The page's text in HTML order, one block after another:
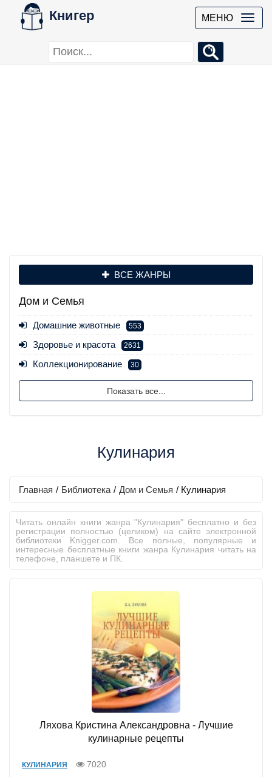
Книгер МЕНЮ
ВСЕ ЖАНРЫ
Дом и Семья
Домашние животные 553
Здоровье и красота 2631
Коллекционирование 30
Показать все...
Кулинария
Главная / Библиотека / Дом и Семья / Кулинария
Читать онлайн книги жанра "Кулинария" бесплатно и без
регистрации полностью (целиком) на сайте электронной
библиотеки Knigger.com. Все полные, популярные и
интересные бесплатные книги жанра Кулинария читать на
телефоне, планшете и ПК.
Ляхова Кристина Александровна - Лучшие
кулинарные рецепты
КУЛИНАРИЯ
7020